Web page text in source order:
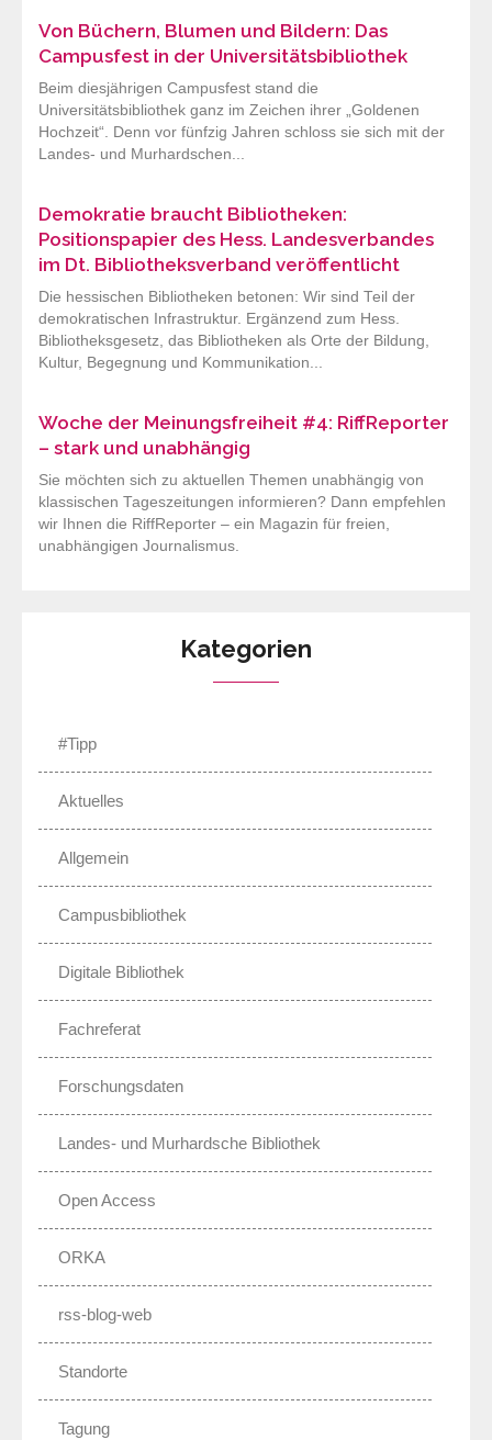
Von Büchern, Blumen und Bildern: Das
Campusfest in der Universitätsbibliothek
Beim diesjährigen Campusfest stand die
Universitätsbibliothek ganz im Zeichen ihrer „Goldenen
Hochzeit“. Denn vor fünfzig Jahren schloss sie sich mit der
Landes- und Murhardschen...
Demokratie braucht Bibliotheken:
Positionspapier des Hess. Landesverbandes
im Dt. Bibliotheksverband veröffentlicht
Die hessischen Bibliotheken betonen: Wir sind Teil der
demokratischen Infrastruktur. Ergänzend zum Hess.
Bibliotheksgesetz, das Bibliotheken als Orte der Bildung,
Kultur, Begegnung und Kommunikation...
Woche der Meinungsfreiheit #4: RiffReporter
– stark und unabhängig
Sie möchten sich zu aktuellen Themen unabhängig von
klassischen Tageszeitungen informieren? Dann empfehlen
wir Ihnen die RiffReporter – ein Magazin für freien,
unabhängigen Journalismus.
Kategorien
#Tipp
Aktuelles
Allgemein
Campusbibliothek
Digitale Bibliothek
Fachreferat
Forschungsdaten
Landes- und Murhardsche Bibliothek
Open Access
ORKA
rss-blog-web
Standorte
Tagung